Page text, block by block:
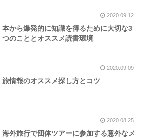
2020.09.12
本から爆発的に知識を得るために大切な3
つのこととオススメ読書環境
2020.09.09
旅情報のオススメ探し方とコツ
2020.08.25
海外旅行で団体ツアーに参加する意外なメ